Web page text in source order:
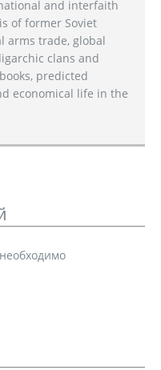
and interfaith
of former Soviet
arms trade, global
clans and
predicted
economical life in the